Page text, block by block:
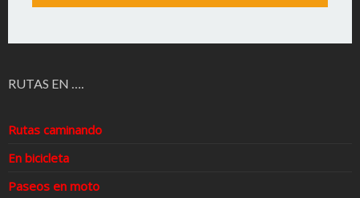
RUTAS EN ….
Rutas caminando
En bicicleta
Paseos en moto